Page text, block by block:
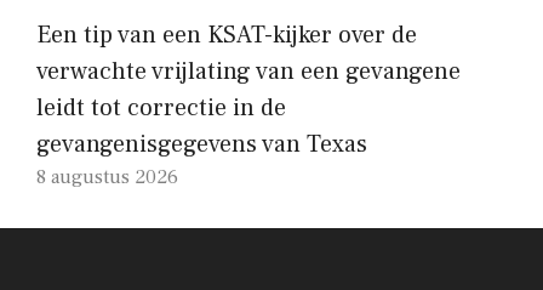
Een tip van een KSAT-kijker over de
verwachte vrijlating van een gevangene
leidt tot correctie in de
gevangenisgegevens van Texas
8 augustus 2026